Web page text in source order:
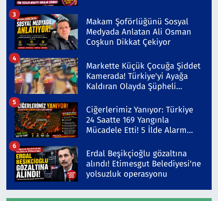
Makam Şoförlüğünü Sosyal
Medyada Anlatan Ali Osman
Coşkun Dikkat Çekiyor
3
Markette Küçük Çocuğa Şiddet
Kamerada! Türkiye'yi Ayağa
Kaldıran Olayda Şüpheli
4
Ciğerlerimiz Yanıyor: Türkiye
24 Saatte 169 Yangınla
Mücadele Etti! 5 İlde Alarm
5
Erdal Beşikçioğlu gözaltına
alındı! Etimesgut Belediyesi'ne
yolsuzluk operasyonu
6